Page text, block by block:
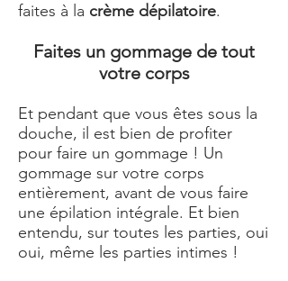
faites à la crème dépilatoire.
Faites un gommage de tout
votre corps
Et pendant que vous êtes sous la
douche, il est bien de profiter
pour faire un gommage ! Un
gommage sur votre corps
entièrement, avant de vous faire
une épilation intégrale. Et bien
entendu, sur toutes les parties, oui
oui, même les parties intimes !